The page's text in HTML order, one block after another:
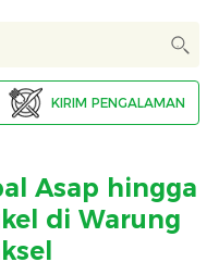
KIRIM PENGALAMAN
Asap hingga
di Warung